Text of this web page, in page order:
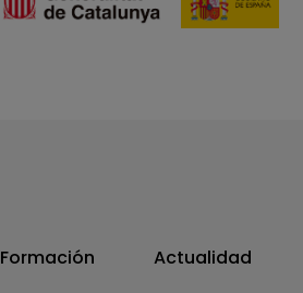
Formación Actualidad